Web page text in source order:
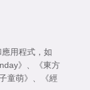
用程式，如
》 、
《東方
童萌》 、
《經